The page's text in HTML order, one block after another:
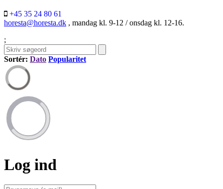
+45 35 24 80 61
horesta@horesta.dk , mandag kl. 9-12 / onsdag kl. 12-16.
;
Sortér: Dato Popularitet
Log ind